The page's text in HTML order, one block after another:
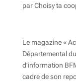
parChoisy ta
Le magazine «
Départemental
d’information
cadre de son